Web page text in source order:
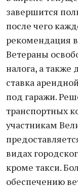
завершится
после чего
рекомендация
Ветераны
налога, а также
ставка
под гаражи.
транспортных
участникам
видах
кроме такси.
обеспечению